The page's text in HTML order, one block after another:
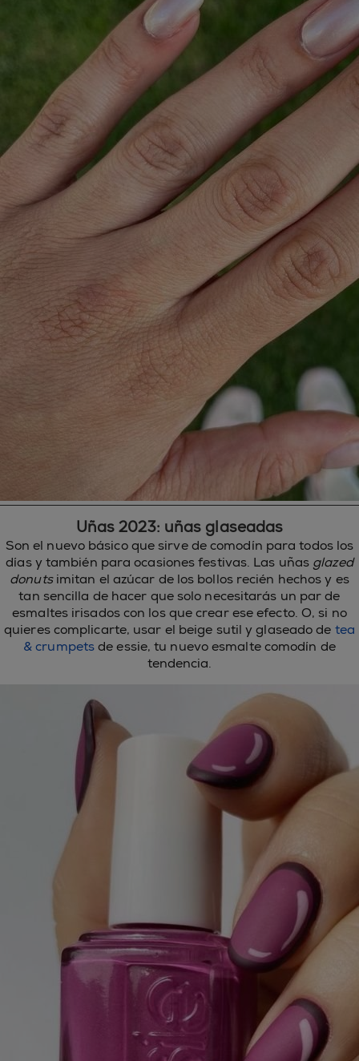
Uñas 2023: uñas glaseadas
Son el nuevo básico que sirve de comodín para todos los
días y también para ocasiones festivas. Las uñas glazed
donutsimitan el azúcar de los bollos recién hechos y es
tan sencilla de hacer que solo necesitarás un par de
esmaltes irisados con los que crear ese efecto. O, si no
quieres complicarte, usar el beige sutil y glaseado de tea
& crumpetsde essie, tu nuevo esmalte comodín de
tendencia.